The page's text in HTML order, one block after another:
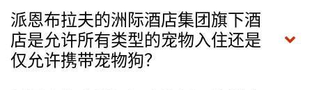
派恩布拉夫的洲际酒店集团旗下酒
店是允许所有类型的宠物入住还是
仅允许携带宠物狗？